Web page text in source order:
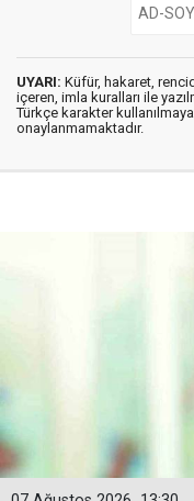
UYARI: Küfür, hakaret,
içeren, imla kuralları ile
Türkçe karakter
onaylanmamaktadır.